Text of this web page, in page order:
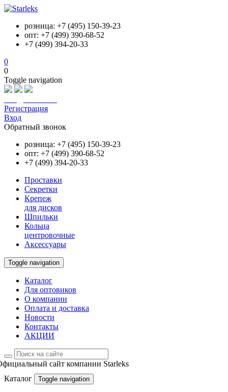
розница: +7 (495) 150-39-23
опт: +7 (499) 390-68-52
+7 (499) 394-20-33
0
0
Toggle navigation
Регистрация
Вход
Обратный звонок
розница: +7 (495) 150-39-23
опт: +7 (499) 390-68-52
+7 (499) 394-20-33
Проставки
Секретки
Крепеж
для дисков
Шпильки
Кольца
центровочные
Аксессуары
Toggle navigation
Каталог
Для оптовиков
О компании
Оплата и доставка
Новости
Контакты
АКЦИИ
сайт компании Starleks
Каталог
Toggle navigation